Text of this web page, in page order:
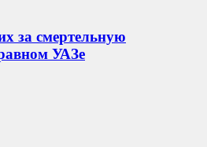
за смертельную
УАЗе